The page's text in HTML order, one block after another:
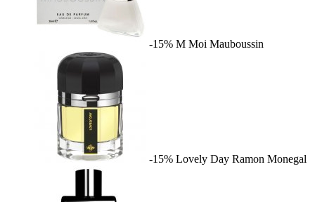
-15% M Moi Mauboussin
-15% Lovely Day Ramon Monegal